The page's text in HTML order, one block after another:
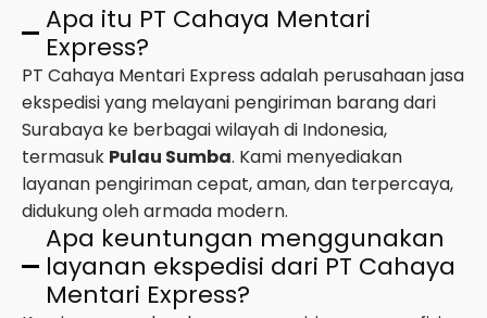
Apa itu PT Cahaya Mentari
Express?
PT Cahaya Mentari Express adalah perusahaan jasa
ekspedisi yang melayani pengiriman barang dari
Surabaya ke berbagai wilayah di Indonesia,
termasuk Pulau Sumba. Kami menyediakan
layanan pengiriman cepat, aman, dan terpercaya,
didukung oleh armada modern.
Apa keuntungan menggunakan
layanan ekspedisi dari PT Cahaya
Mentari Express?